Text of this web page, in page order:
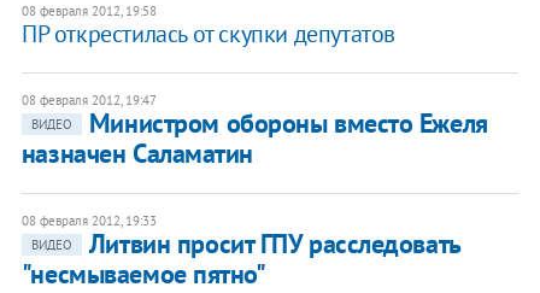
08 февраля 2012, 19:58
ПР открестилась от скупки депутатов
08 февраля 2012, 19:47
ВИДЕО
Министром обороны вместо Ежеля
назначен Саламатин
08 февраля 2012, 19:33
ВИДЕО
Литвин просит ГПУ расследовать
"несмываемое пятно"